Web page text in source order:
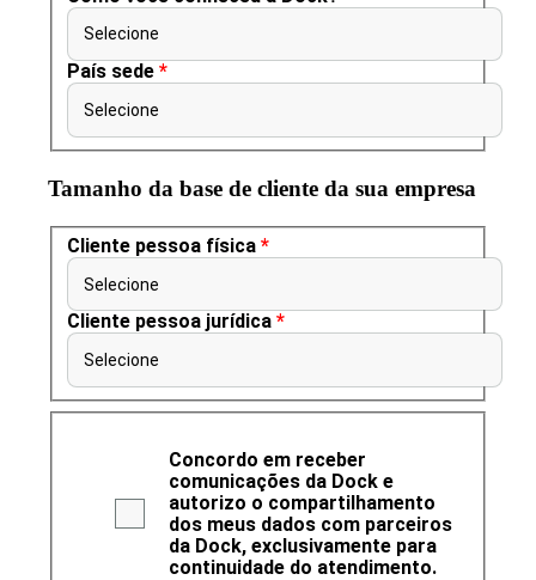
Selecione
País sede *
Selecione
Tamanho da base de cliente da sua empresa
Cliente pessoa física *
Selecione
Cliente pessoa jurídica *
Selecione
Concordo em receber
comunicações da Dock e
autorizo o compartilhamento
dos meus dados com parceiros
da Dock, exclusivamente para
continuidade do atendimento.